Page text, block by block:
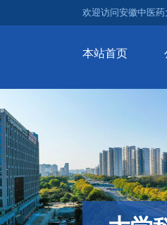
欢迎访问安徽中医药
本站首页